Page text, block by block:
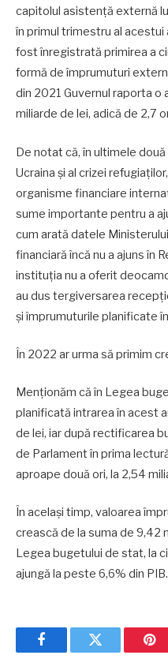
capitolul asistență externă
în primul trimestru al acestui
fost înregistrată primirea a
formă de împrumuturi
din 2021 Guvernul raporta
miliarde de lei, adică de 2,7
De notat că, în ultimele
Ucraina și al crizei
organisme financiare
sume importante pentru a
cum arată datele
financiară încă nu a ajuns în
instituția nu a oferit
au dus tergiversarea
și împrumuturile planificate
În 2022 ar urma să primim
Menționăm că în Legea
planificată intrarea în acest
de lei, iar după rectificarea
de Parlament în prima
aproape două ori, la 2,54
În același timp, valoarea
crească de la suma de 9,42
Legea bugetului de stat, la
ajungă la peste 6,6% din PIB.
FacebookTwitter